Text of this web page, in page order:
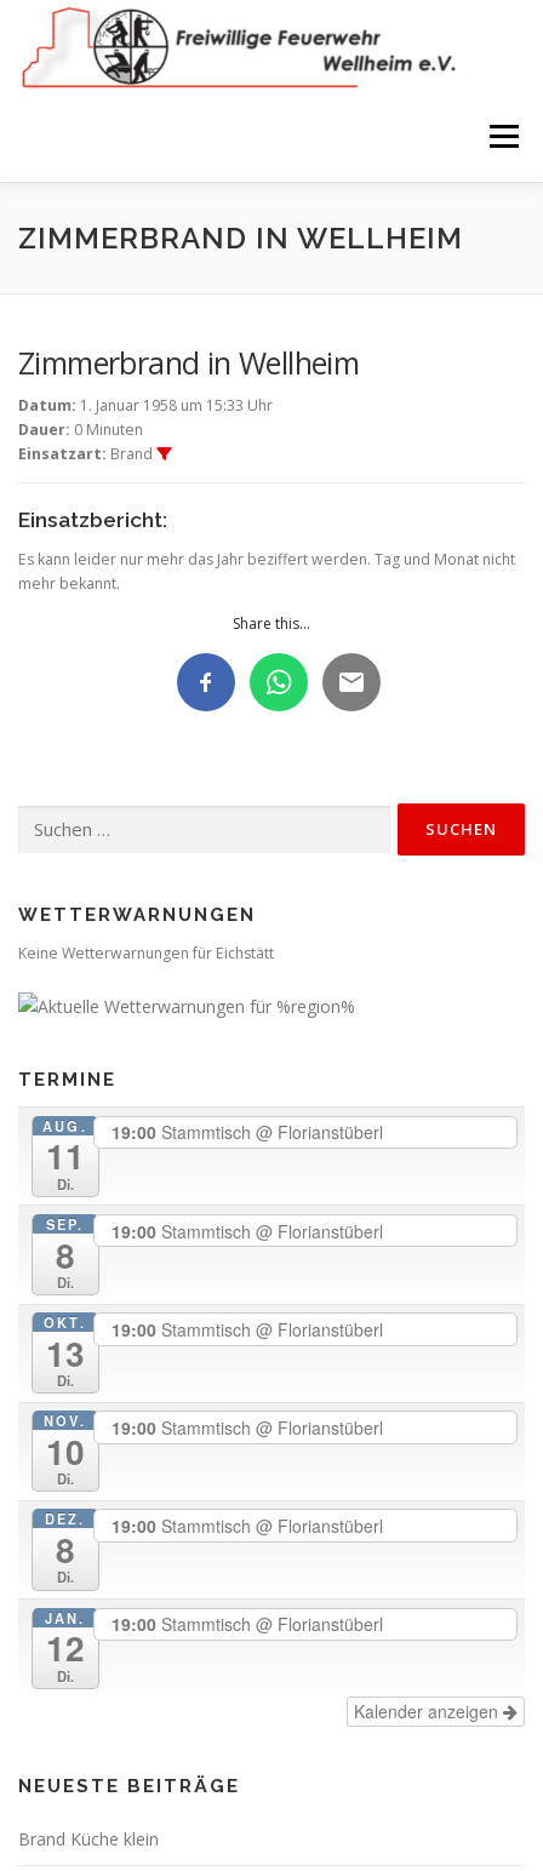
springen
Menü
NEWS VEREIN 150 JAHRE FEUERWEHR
COOKIE-RICHTLINIE (EU)
ZIMMERBRAND IN WELLHEIM
Zimmerbrand in Wellheim
Datum: 1. Januar 1958 um 15:33 Uhr
Dauer: 0 Minuten
Einsatzart: Brand
Einsatzbericht:
Es kann leider nur mehr das Jahr beziffert werden. Tag und Monat nicht
mehr bekannt.
Share this...
nach:
WETTERWARNUNGEN
Keine Wetterwarnungen für Eichstätt
TERMINE
AUG.
11
Di.
19:00 Stammtisch @ Florianstüberl
SEP.
8
Di.
19:00 Stammtisch @ Florianstüberl
OKT.
13
Di.
19:00 Stammtisch @ Florianstüberl
NOV.
10
Di.
19:00 Stammtisch @ Florianstüberl
DEZ.
8
Di.
19:00 Stammtisch @ Florianstüberl
JAN.
12
Di.
19:00 Stammtisch @ Florianstüberl
Kalender anzeigen
NEUESTE BEITRÄGE
Brand Küche klein